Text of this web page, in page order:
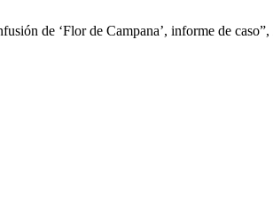
de ‘Flor de Campana’, informe de caso”,